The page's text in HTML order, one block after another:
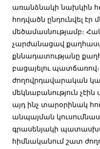
առանձնակի նախկին
հոդվածն ընդունվել
մեծամասնությամբ։
չարժանացավ
քննադատությանը
բացայելու
ժողովրդավարական
մեկնաբանություն
այդ ինչ տարօրինակ
անպայման
գրասենյակի
հիմնականում շատ